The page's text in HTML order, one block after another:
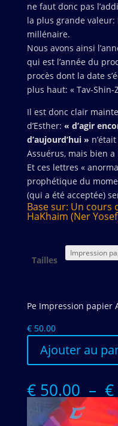
ne faut donc pas
la plus grande
millénaire.
Nous avons ainsi
qui est l’année du
procès dont la date
plus haut: « Tav-Shin-
Il est donc clair
d’Esther: « d’agir
d’aujourd’hui »
Assuérus, mais bien a
Et ces lettres «
prophétique du
(qui a été acceptée)
Base sur: Un cours
HaKhaim (Ner
Tailles
Pe Impression papier
€50.00
Ajouter au
€50.00 – €